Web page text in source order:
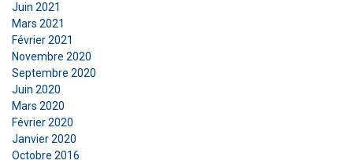
Juin 2021
Mars 2021
Février 2021
Novembre 2020
Septembre 2020
Juin 2020
Mars 2020
Février 2020
Janvier 2020
Octobre 2016